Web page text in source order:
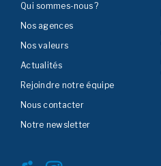
Qui sommes-nous ?
Nos agences
Nos valeurs
Actualités
Rejoindre notre équipe
Nous contacter
Notre newsletter